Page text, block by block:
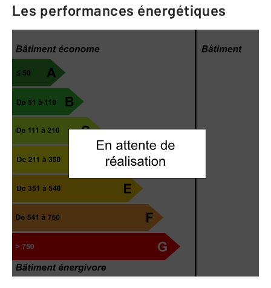
Les performances énergétiques